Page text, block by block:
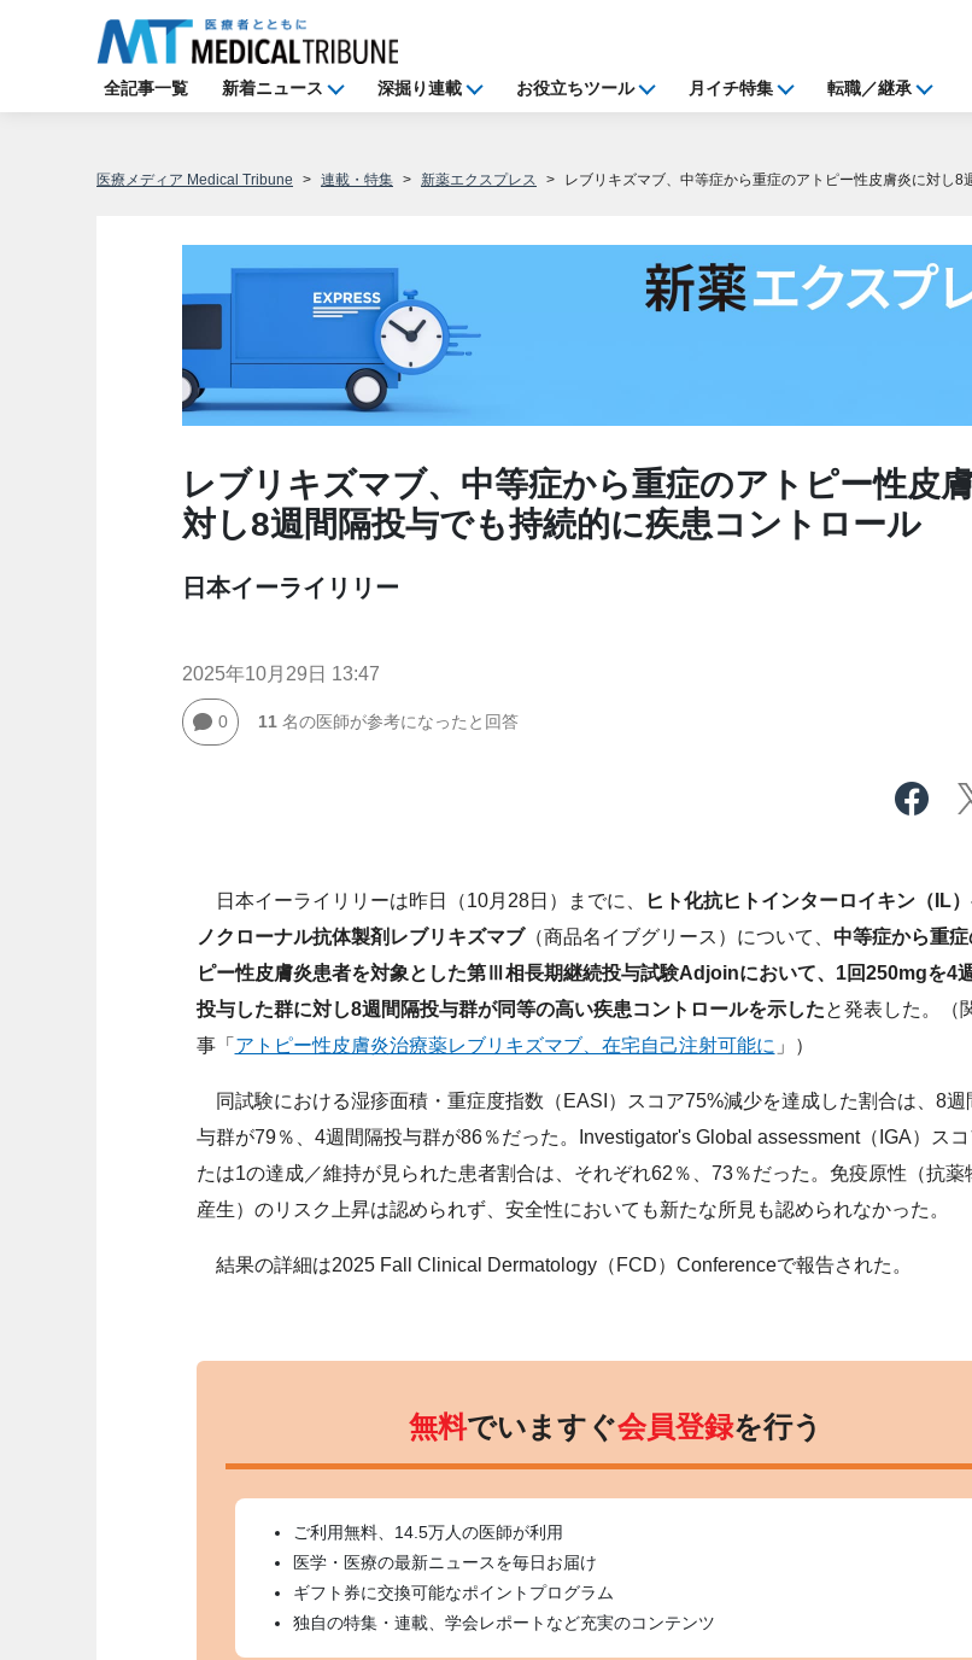
全記事一覧 新着ニュース 深掘り連載 お役立ちツール 月イチ特集 転職／継承
医療メディア Medical Tribune 連載・特集 新薬エクスプレス レブリキズマブ、中等症から重症のアトピー性皮膚炎に対し8
レブリキズマブ、中等症から重症のアトピー性皮
対し8週間隔投与でも持続的に疾患コントロール
日本イーライリリー
2025年10月29日 13:47
0 11 名の医師が参考になったと回答
日本イーライリリーは昨日（10月28日）までに、
ヒト化抗ヒトインターロイキン（IL
ノクローナル抗体製剤レブリキズマブ（商品名イブグリース）について、 中等症から重症
ピー性皮膚炎患者を対象とした第Ⅲ相長期継続投与試験Adjoinにおいて、1回250mgを4
投与した群に対し8週間隔投与群が同等の高い疾患コントロールを示したと発表した。（
事「 アトピー性皮膚炎治療薬レブリキズマブ、在宅自己注射可能に 」）
同試験における湿疹面積・重症度指数（EASI）スコア75%減少を達成した割合は、8週
与群が79％、4週間隔投与群が86％だった。Investigator's Global assessment（IGA）スコ
たは1の達成／維持が見られた患者割合は、それぞれ62％、73％だった。免疫原性（抗薬
産生）のリスク上昇は認められず、安全性においても新たな所見も認められなかった。
結果の詳細は2025 Fall Clinical Dermatology（FCD）Conferenceで報告された。
無料でいますぐ会員登録を行う
ご利用無料、14.5万人の医師が利用
医学・医療の最新ニュースを毎日お届け
ギフト券に交換可能なポイントプログラム
独自の特集・連載、学会レポートなど充実のコンテンツ